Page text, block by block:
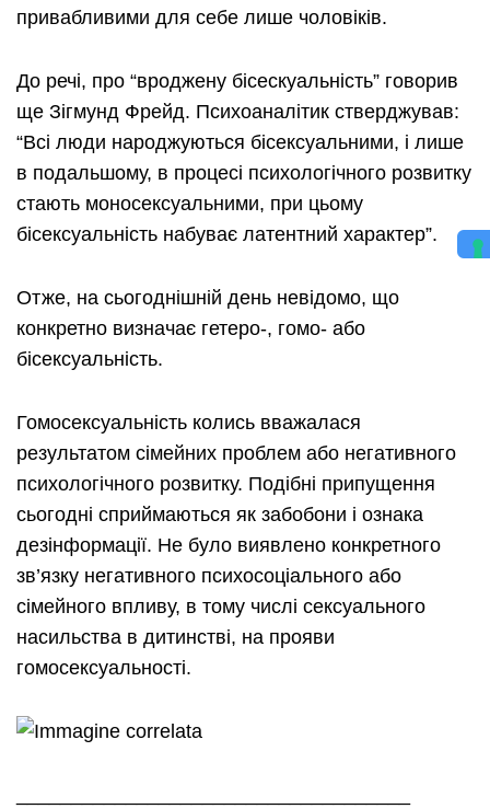
привабливими для себе лише чоловіків.
До речі, про “вроджену бісескуальність” говорив
ще Зігмунд Фрейд. Психоаналітик стверджував:
“Всі люди народжуються бісексуальними, і лише
в подальшому, в процесі психологічного розвитку
стають моносексуальними, при цьому
бісексуальність набуває латентний характер”.
Отже, на сьогоднішній день невідомо, що
конкретно визначає гетеро-, гомо- або
бісексуальність.
Гомосексуальність колись вважалася
результатом сімейних проблем або негативного
психологічного розвитку. Подібні припущення
сьогодні сприймаються як забобони і ознака
дезінформації. Не було виявлено конкретного
зв’язку негативного психосоціального або
сімейного впливу, в тому числі сексуального
насильства в дитинстві, на прояви
гомосексуальності.